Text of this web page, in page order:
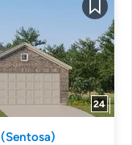
Guardar
24
(Sentosa)